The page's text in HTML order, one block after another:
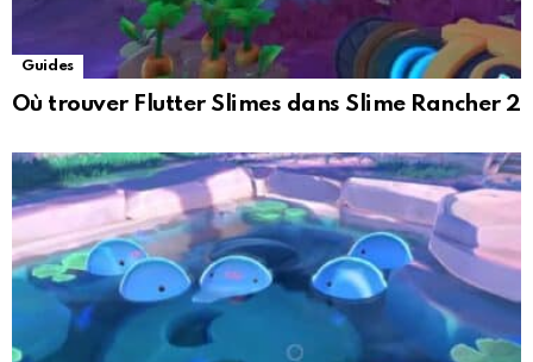
Guides
Où trouver Flutter Slimes dans Slime Rancher 2